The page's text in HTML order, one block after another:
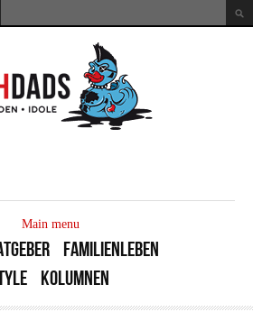
Suchformular
Main menu
FAMILIENLEBEN
KOLUMNEN